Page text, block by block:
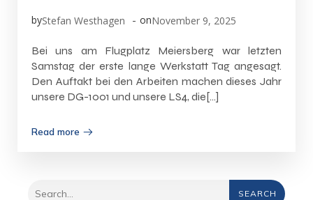
byStefan Westhagen - onNovember 9, 2025
Bei uns am Flugplatz Meiersberg war letzten
Samstag der erste lange Werkstatt Tag angesagt.
Den Auftakt bei den Arbeiten machen dieses Jahr
unsere DG-1001 und unsere LS4, die[…]
Read more
SEARCH